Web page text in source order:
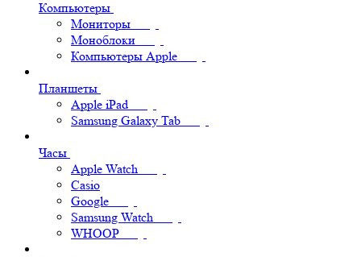
Компьютеры
Мониторы
Моноблоки
Компьютеры Apple
Планшеты
Apple iPad
Samsung Galaxy Tab
Часы
Apple Watch
Casio
Google
Samsung Watch
WHOOP